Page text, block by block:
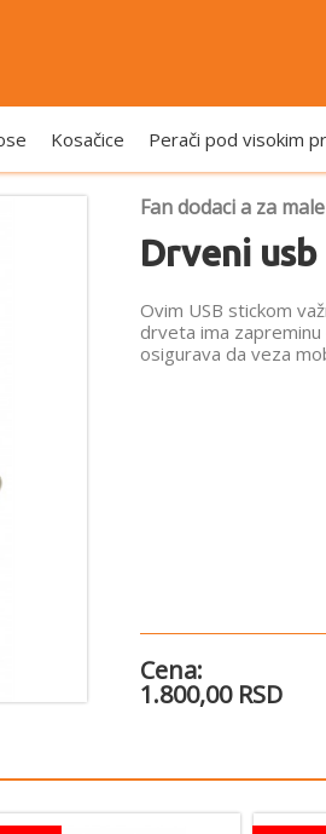
Kosačice Perači pod visokim
Fan dodaci a za
Drveni usb
Ovim USB stickom
drveta ima
osigurava da veza
Cena:
1.800,00 RSD